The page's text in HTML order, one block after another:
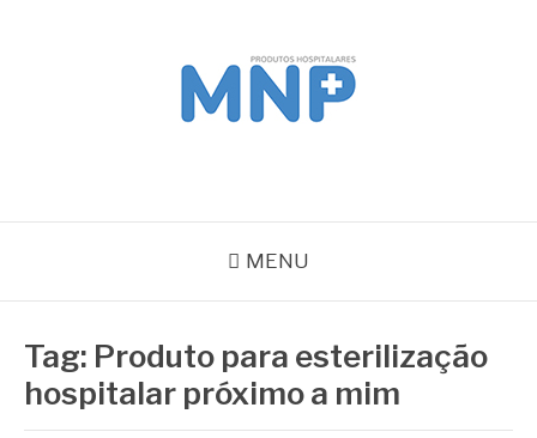
MENU
Tag: Produto para esterilização
hospitalar próximo a mim